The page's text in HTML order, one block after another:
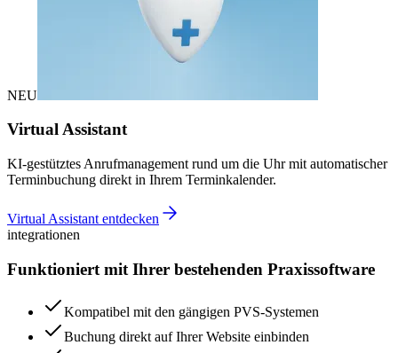
NEU
Virtual Assistant
KI-gestütztes Anrufmanagement rund um die Uhr mit automatischer
Terminbuchung direkt in Ihrem Terminkalender.
Virtual Assistant entdecken
integrationen
Funktioniert mit Ihrer bestehenden Praxissoftware
Kompatibel mit den gängigen PVS-Systemen
Buchung direkt auf Ihrer Website einbinden